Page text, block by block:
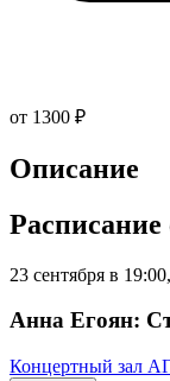
от 1300 ₽
Описание
Расписание
23 сентября в
Анна Егоян:
Концертный зал